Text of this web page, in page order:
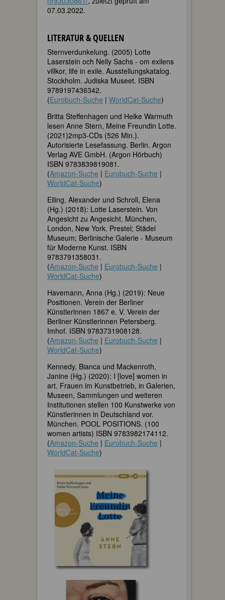
07.03.2022.
LITERATUR & QUELLEN
Sternverdunkelung. (2005) Lotte
Laserstein och Nelly Sachs - om exilens
villkor, life in exile. Ausstellungskatalog.
Stockholm. Judiska Museet. ISBN
9789197436342.
(Eurobuch-Suche | WorldCat-Suche)
Britta Steffenhagen und Heike Warmuth
lesen Anne Stern, Meine Freundin Lotte.
(2021)2mp3-CDs (526 Min.).
Autorisierte Lesefassung. Berlin. Argon
Verlag AVE GmbH. (Argon Hörbuch)
ISBN 9783839819081.
(Amazon-Suche | Eurobuch-Suche |
WorldCat-Suche)
Eiling, Alexander und Schroll, Elena
(Hg.) (2018): Lotte Laserstein. Von
Angesicht zu Angesicht. München,
London, New York. Prestel; Städel
Museum; Berlinische Galerie - Museum
für Moderne Kunst. ISBN
9783791358031.
(Amazon-Suche | Eurobuch-Suche |
WorldCat-Suche)
Havemann, Anna (Hg.) (2019): Neue
Positionen. Verein der Berliner
Künstlerinnen 1867 e. V. Verein der
Berliner Künstlerinnen Petersberg.
Imhof. ISBN 9783731908128.
(Amazon-Suche | Eurobuch-Suche |
WorldCat-Suche)
Kennedy, Bianca und Mackenroth,
Janine (Hg.) (2020): I [love] women in
art. Frauen im Kunstbetrieb, in Galerien,
Museen, Sammlungen und weiteren
Institutionen stellen 100 Kunstwerke von
Künstlerinnen in Deutschland vor.
München. POOL POSITIONS. (100
women artists) ISBN 9783982174112.
(Amazon-Suche | Eurobuch-Suche |
WorldCat-Suche)